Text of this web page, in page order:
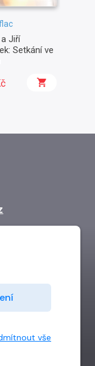
a Jiří
Setkání ve
vše